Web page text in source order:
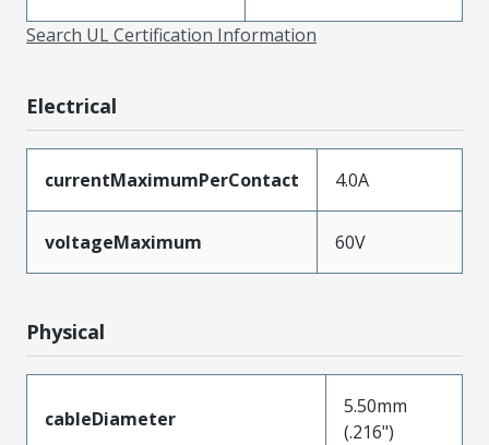
Search UL Certification Information
Electrical
currentMaximumPerContact 4.0A
voltageMaximum 60V
Physical
cableDiameter
5.50mm
(.216")